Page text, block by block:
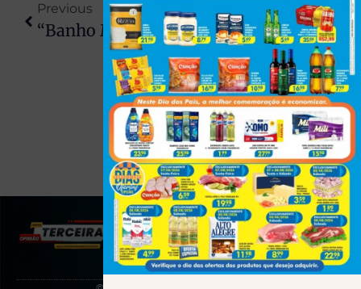
Previous
“Banho Milagroso” Vira Caso De Polícia: Homem Tenta Cobrar R$ 2,5 Mil Por Oração E Acaba Preso Em SP
Next
EUA Classificam PCC E CV Como Terroristas E Decisão Pode Gerar Impactos Econômicos Ao Brasil
(43) 991545950